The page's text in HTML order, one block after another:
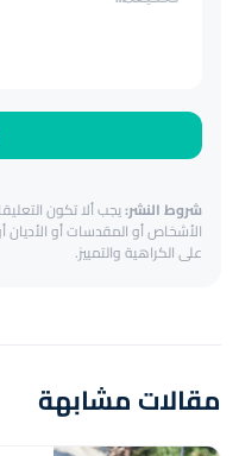
شروط النشر:يجب ألا تكون
الأشخاص أو المقدسات أو الأديان
على الكراهية والتمييز.
مقالات مشابهة